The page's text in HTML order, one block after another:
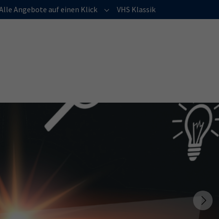
for "Über uns"
Angebote auf einen Klick Submenu for "Alle Angebote auf
VHS Klassik
Next